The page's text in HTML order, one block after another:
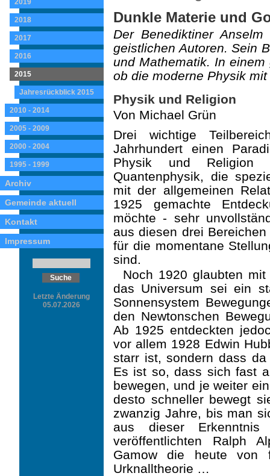
2019
2018
2017
2016
2015
Jahresrückblick 2015
2010 - 2014
2005 - 2009
2000 - 2004
1995 - 1999
Archiv
Gemeinde aktuell
Kontakt
Impressum
Letzte Änderung
05.07.2026
Dunkle Materie und
Der Benediktiner
geistlichen Autoren. Sein
und Mathematik. In
ob die moderne Physik
Physik und Religion
Von Michael Grün
Drei wichtige
Jahrhundert einen
Physik und Religion
Quantenphysik, die
mit der allgemeinen
1925 gemachte
möchte - sehr
aus diesen drei
für die momentane
sind.
Noch 1920 glaubten
das Universum sei ein
Sonnensystem
den Newtonschen
Ab 1925 entdeckten
vor allem 1928 Edwin
starr ist, sondern dass
Es ist so, dass sich fast
bewegen, und je weiter
desto schneller bewegt
zwanzig Jahre, bis man
aus dieser
veröffentlichten Ralph
Gamow die heute von
Urknalltheorie …